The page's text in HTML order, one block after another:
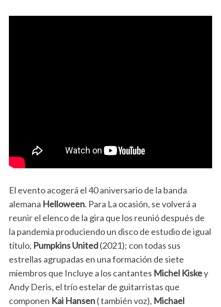
El evento acogerá el 40 aniversario de la banda
alemana Helloween. Para La ocasión, se volverá a
reunir el elenco de la gira que los reunió después de
la pandemia produciendo un disco de estudio de igual
título, Pumpkins United(2021); con todas sus
estrellas agrupadas en una formación de siete
miembros que Incluye a los cantantes Michel Kiskey
Andy Deris, el trío estelar de guitarristas que
componen Kai Hansen( también voz), Michael